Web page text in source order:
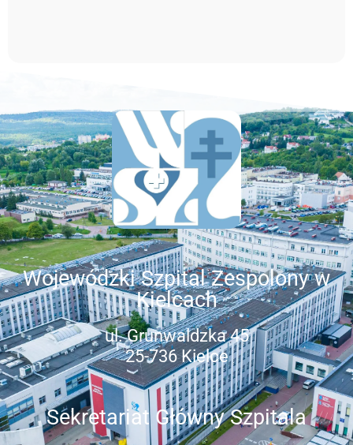
Wojewódzki Szpital Zespolony w
Kielcach
ul. Grunwaldzka 45
25-736 Kielce
Sekretariat Główny Szpitala